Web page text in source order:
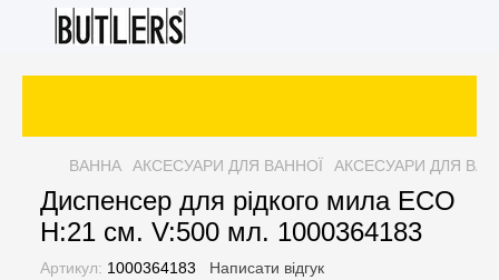
ВАННА АКСЕСУАРИ ДЛЯ ВАННОЇ АКСЕСУАРИ ДЛЯ
Диспенсер для рідкого мила ECO
H:21 см. V:500 мл. 1000364183
Артикул: 1000364183 Написати відгук